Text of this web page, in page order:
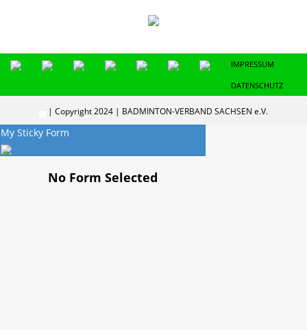
IMPRESSUM
DATENSCHUTZ
| Copyright 2024 | BADMINTON-VERBAND SACHSEN e.V.
My Sticky Form
No Form Selected